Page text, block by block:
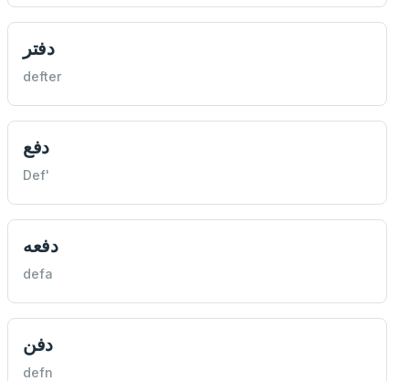
دفتر
defter
دفع
Def'
دفعه
defa
دفن
defn